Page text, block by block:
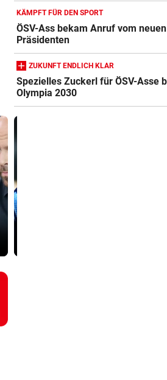
KÄMPFT FÜR DEN SPORT
ÖSV-Ass bekam Anruf vom
Präsidenten
ZUKUNFT ENDLICH KLAR
Spezielles Zuckerl für ÖSV-Asse
Olympia 2030